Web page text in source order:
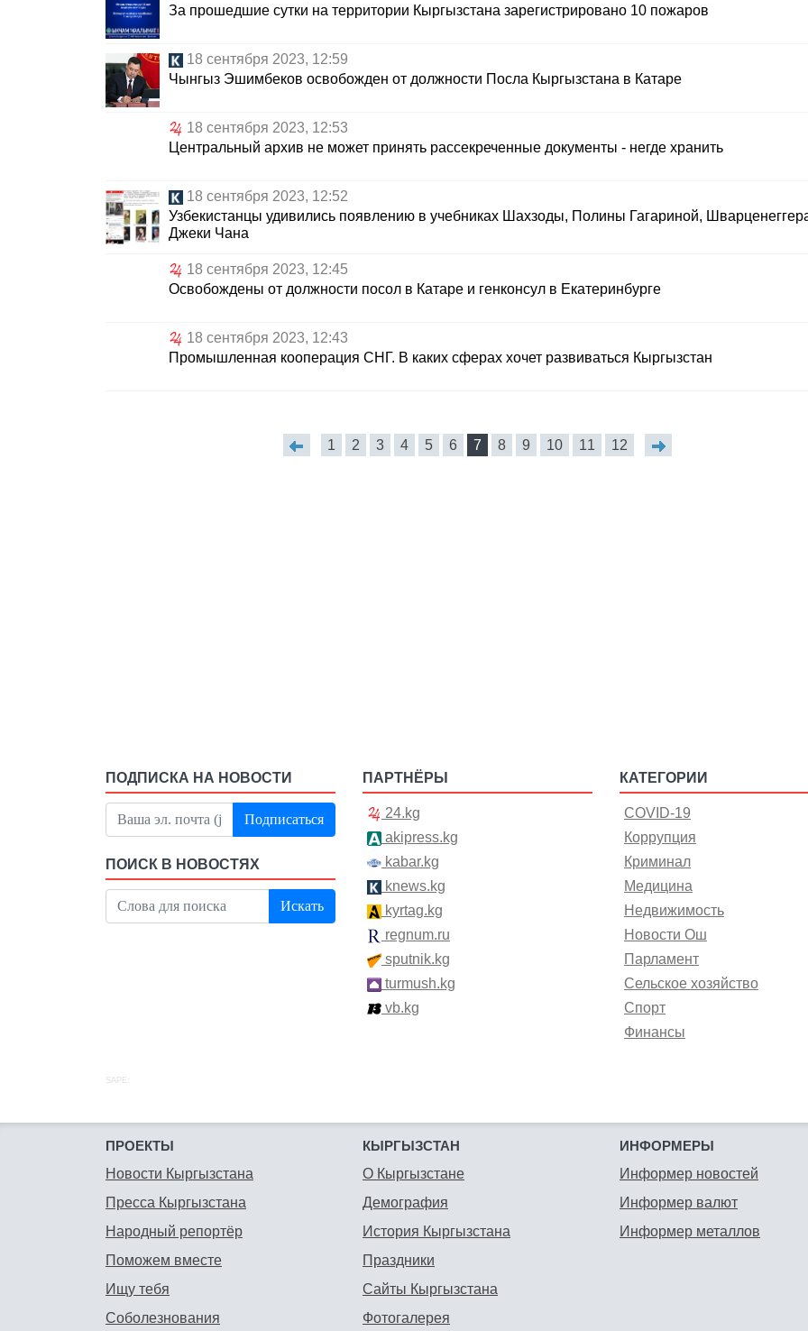
За прошедшие сутки на территории Кыргызстана зарегистрировано 10 пожаров
18 сентября 2023, 12:59
Чынгыз Эшимбеков освобожден от должности Посла Кыргызстана в Катаре
18 сентября 2023, 12:53
Центральный архив не может принять рассекреченные документы - негде хранить
18 сентября 2023, 12:52
Узбекистанцы удивились появлению в учебниках Шахзоды, Полины Гагариной,
Джеки Чана
18 сентября 2023, 12:45
Освобождены от должности посол в Катаре и генконсул в Екатеринбурге
18 сентября 2023, 12:43
Промышленная кооперация СНГ. В каких сферах хочет развиваться Кыргызстан
1 2 3 4 5 6 7 8 9 10 11 12
ПОДПИСКА НА НОВОСТИ
Подписаться
ПОИСК В НОВОСТЯХ
Искать
ПАРТНЁРЫ
24.kg
akipress.kg
kabar.kg
knews.kg
kyrtag.kg
regnum.ru
sputnik.kg
turmush.kg
vb.kg
КАТЕГОРИИ
COVID-19
Коррупция
Криминал
Медицина
Недвижимость
Новости Ош
Парламент
Сельское хозяйство
Спорт
Финансы
SAPE:
ПРОЕКТЫ
Новости Кыргызстана
Пресса Кыргызстана
Народный репортёр
Поможем вместе
Ищу тебя
Соболезнования
КЫРГЫЗСТАН
О Кыргызстане
Демография
История Кыргызстана
Праздники
Сайты Кыргызстана
Фотогалерея
ИНФОРМЕРЫ
Информер новостей
Информер валют
Информер металлов